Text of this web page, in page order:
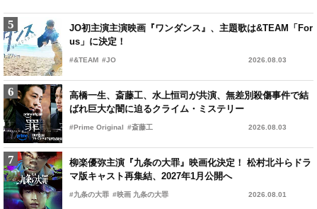
5
佐藤勝利＆原菜乃華、『君と花火と約束と』スペシャル花
火に感動 長岡の夜空で映画の世界を体感
#アニメ #佐藤勝利 2026.08.05
6
松村北斗＆今田美桜が東野圭吾原作への思いと見どころを
熱弁 『白鳥とコウモリ』完成披露
#三浦友和 #中村芝翫 2026.08.05
7
『キングダム 魂の決戦』飛信隊が焚き火を囲む特別企画始
動 秘蔵トーク満載の“キングダムキャンプ”開催
#キングダム #キングダム 魂の決戦 2026.08.06
5
JO初主演主演映画『ワンダンス』、主題歌は&TEAM「For
us」に決定！
#&TEAM #JO 2026.08.03
6
高橋一生、斎藤工、水上恒司が共演、無差別殺傷事件で結
ばれ巨大な闇に迫るクライム・ミステリー
#Prime Original #斎藤工 2026.08.03
7
柳楽優弥主演『九条の大罪』映画化決定！ 松村北斗らドラ
マ版キャスト再集結、2027年1月公開へ
#九条の大罪 #映画 九条の大罪 2026.08.01